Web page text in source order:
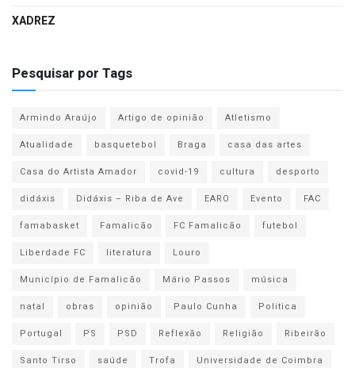
XADREZ
Pesquisar por Tags
Armindo Araújo Artigo de opinião
Atletismo
Atualidade
basquetebol Braga
casa das artes
Casa do Artista Amador
covid-19 cultura
desporto
didáxis
Didáxis – Riba de Ave EARO Evento
FAC
famabasket
Famalicão FC Famalicão
futebol
Liberdade FC
literatura
Louro
Município de Famalicão
Mário Passos
música
natal
obras opinião Paulo Cunha
Politica
Portugal
PS PSD Reflexão Religião
Ribeirão
Santo Tirso
saúde Trofa
Universidade de Coimbra